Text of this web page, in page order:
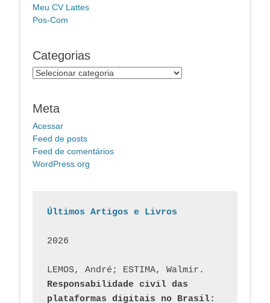
Meu CV Lattes
Pos-Com
Categorias
Categorias
Meta
Acessar
Feed de posts
Feed de comentários
WordPress.org
Últimos Artigos e Livros
2026
Responsabilidade civil das
plataformas digitais no Brasil: